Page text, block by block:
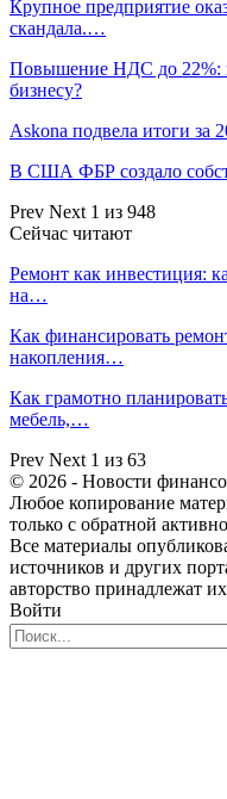
Крупное предприятие
скандала.…
Повышение НДС до 22%:
бизнесу?
Askona подвела итоги за
В США ФБР создало
Prev Next 1 из 948
Сейчас читают
Ремонт как инвестиция:
на…
Как финансировать
накопления…
Как грамотно
мебель,…
Prev Next 1 из 63
© 2026 - Новости
Любое копирование
только с обратной
Все материалы
источников и других
авторство принадлежат
Войти